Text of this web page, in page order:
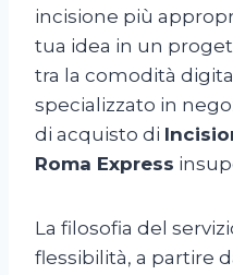
incisione più
tua idea in un
tra la comodità
specializzato in
di acquisto di
Roma Express
La filosofia del
flessibilità, a partire